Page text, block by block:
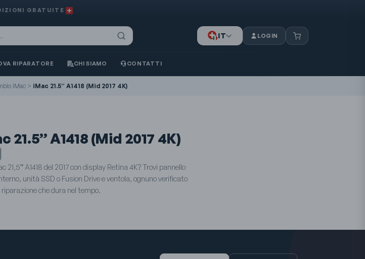
GRATUITE
IT
LOGIN
RIPARATORE CHI SIAMO CONTATTI
iMac > iMac 21.5” A1418 (Mid 2017 4K)
21.5” A1418 (Mid 2017 4K)
21,5″ A1418 del 2017 con display Retina 4K? Trovi pannello
unità SSD o Fusion Drive e ventola, ognuno verificato
che dura nel tempo.